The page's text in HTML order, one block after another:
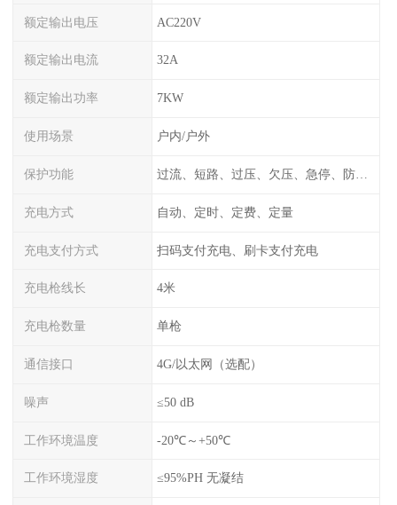
额定输出电压 AC220V
额定输出电流 32A
额定输出功率 7KW
使用场景 户内/户外
保护功能 过流、短路、过压、欠压、急停、防雷、漏电保护
充电方式 自动、定时、定费、定量
充电支付方式 扫码支付充电、刷卡支付充电
充电枪线长 4米
充电枪数量 单枪
通信接口 4G/以太网（选配）
噪声 ≤50 dB
工作环境温度 -20℃～+50℃
工作环境湿度 ≤95%PH 无凝结